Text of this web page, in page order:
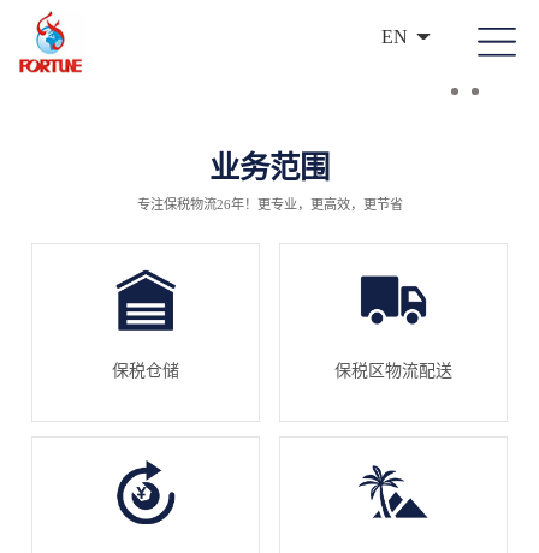
EN
业务范围
专注保税物流26年！更专业，更高效，更节省
保税仓储 保税区物流配送